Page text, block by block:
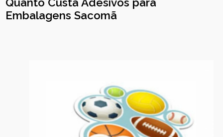
Embalagens Sacomã